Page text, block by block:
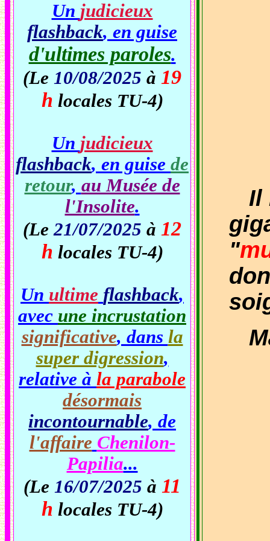
Un judicieux
flashback, en guise
d'ultimes paroles.
(Le 10/08/2025 à 19
h locales TU-4)
Un judicieux
flashback, en guise de
retour, au Musée de
l'Insolite.
(Le21/07/2025 à 12
h locales TU-4)
Un ultime flashback,
avec une incrustation
significative, dans la
super digression,
relative à la parabole
désormais
incontournable, de
l'affaire Chenilon-
Papilia...
(Le 16/07/2025 à 11
h locales TU-4)
Il
"